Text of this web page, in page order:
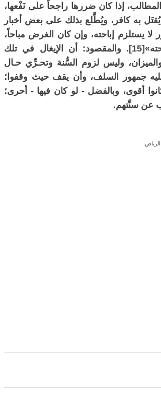
إذا كان ضررها راجحاً على نَفْعها،
به كافر، ويُطَّلع بذلك على بعض أخبار
لا يستلزم إباحته، وإن كان الغرض مباحاً،
فإن ذلك الفعل قد يكون فيه مفسدة راجحة على مصلحته»[15]. والمقصود: أن الإيغال في تلك
وليس لزوم السُّنة وتحـرِّي حـال
جمهور السلف، وأن يقف حيث وقفوا؛
أقوى، وبالفضل - لو كان فيها - أحرى؛
عن سنَّتهم.